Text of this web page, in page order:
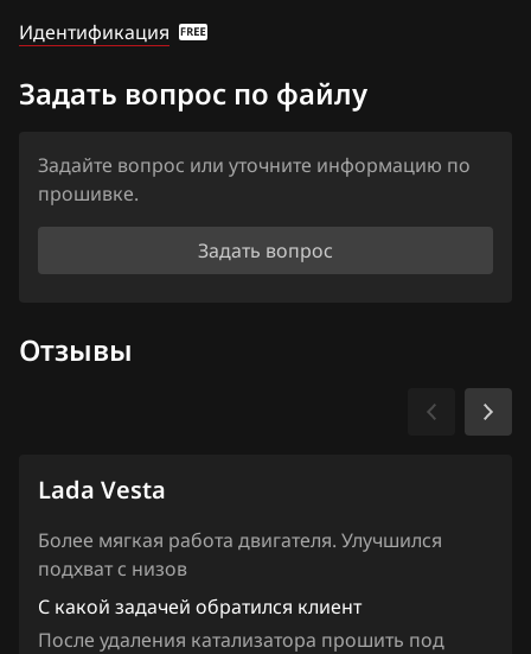
Infiniti
Iran Khodro
Isuzu
Jaecoo
Jetour
Kaiyi
Kia
King Long
Идентификация
Задать вопрос по файлу
Задайте вопрос или уточните информацию по
прошивке.
Задать вопрос
Отзывы
Lada Vesta
Более мягкая работа двигателя. Улучшился
подхват с низов
С какой задачей обратился клиент
После удаления катализатора прошить под